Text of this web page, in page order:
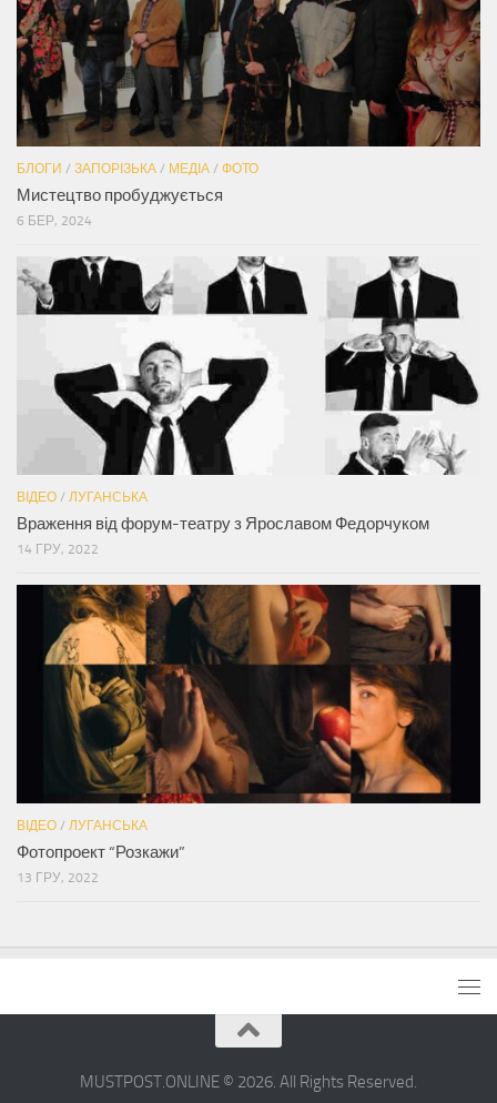
БЛОГИ / ЗАПОРІЗЬКА / МЕДІА / ФОТО
Мистецтво пробуджується
6 БЕР, 2024
ВІДЕО / ЛУГАНСЬКА
Враження від форум-театру з Ярославом Федорчуком
14 ГРУ, 2022
ВІДЕО / ЛУГАНСЬКА
Фотопроект “Розкажи”
13 ГРУ, 2022
MUSTPOST.ONLINE © 2026. All Rights Reserved.